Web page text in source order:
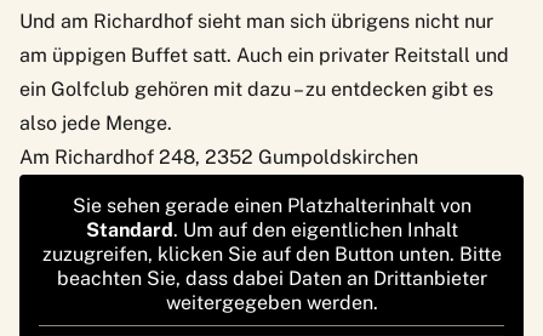
Und am Richardhof sieht man sich übrigens nicht nur
am üppigen Buffet satt. Auch ein privater Reitstall und
ein Golfclub gehören mit dazu – zu entdecken gibt es
also jede Menge.
Am Richardhof 248, 2352 Gumpoldskirchen
Sie sehen gerade einen Platzhalterinhalt von
Standard. Um auf den eigentlichen Inhalt
zuzugreifen, klicken Sie auf den Button unten. Bitte
beachten Sie, dass dabei Daten an Drittanbieter
weitergegeben werden.